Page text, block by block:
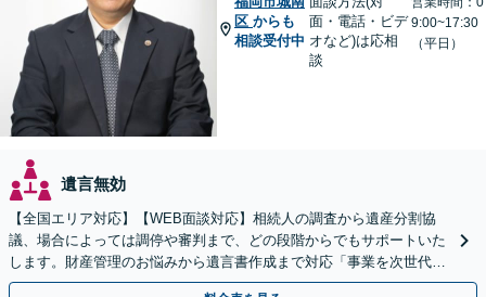
区 からも
相談受付中
面・電話・ビデ
オなど)は応相
談
9:00~17:30
（平日）
遺言無効
【全国エリア対応】【WEB面談対応】相続人の調査から遺産分割協
議、場合によっては調停や審判まで、どの段階からでもサポートいた
します。財産管理のお悩みから遺言書作成まで対応「事業を次世代に
引き継ぐ安心の事業承継をサポート」【完全個室相談】